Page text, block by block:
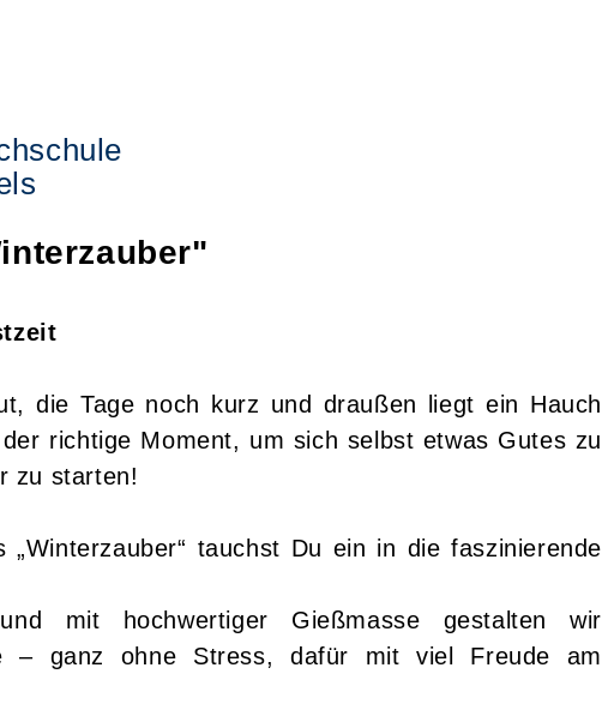
die Tage noch kurz und draußen liegt ein Hauch
richtige Moment, um sich selbst etwas Gutes zu
zu starten!
„Winterzauber“ tauchst Du ein in die faszinierende
mit hochwertiger Gießmasse gestalten wir
– ganz ohne Stress, dafür mit viel Freude am